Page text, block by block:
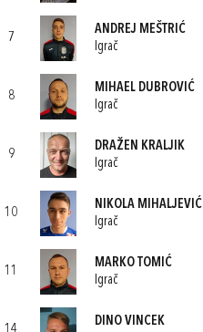
7
ANDREJ MEŠTRIĆ
Igrač
8
MIHAEL DUBROVIĆ
Igrač
9
DRAŽEN KRALJIK
Igrač
10
NIKOLA MIHALJEVIĆ
Igrač
11
MARKO TOMIĆ
Igrač
DINO VINCEK